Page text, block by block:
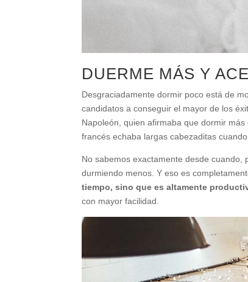
DUERME MÁS Y
Desgraciadamente dormir poco está de
candidatos a conseguir el mayor de los
Napoleón, quien afirmaba que dormir
francés echaba largas cabezaditas
No sabemos exactamente desde
durmiendo menos. Y eso es
tiempo, sino que es altamente
con mayor facilidad.